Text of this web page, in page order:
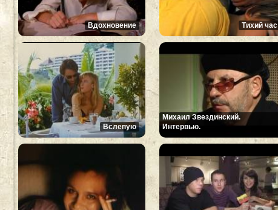
Вдохновение Тихий час
Вслепую
Михаил Звездинский.
Интервью.